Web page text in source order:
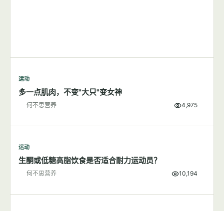
运动
多一点肌肉，不变"大只"变女神
何不思营养 4,975
运动
生酮或低糖高脂饮食是否适合耐力运动员？
何不思营养 10,194